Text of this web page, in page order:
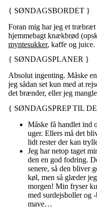
{ SØNDAGSBORDET }
Foran mig har jeg et
hjemmebagt knækbrød
myntesukker, kaffe og juice.
{ SØNDAGSPLANER }
Absolut ingenting. Måske
jeg sådan set kun med at
det brænder, eller jeg
{ SØNDAGSPREP TIL
Måske få handlet ind
uger. Ellers må det
lidt rester der kan
Jeg har netop taget
den en god fodring.
senere, så den bliver
køl, men så glæder
morgen! Min fryser
med surdejsbollerog -
mave…